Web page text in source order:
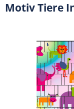
Motiv Tiere